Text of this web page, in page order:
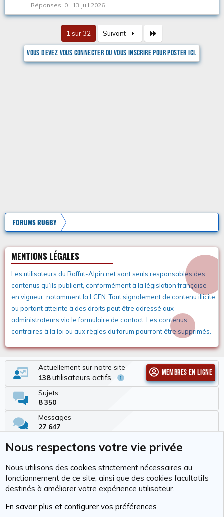
Réponses 0 13 Juil 2026
1 sur 32 Suivant
Vous devez vous connecter ou vous inscrire pour poster ici.
FORUMS RUGBY
MENTIONS LÉGALES
Les utilisateurs du Raffut-Alpin.net sont seuls responsables des
contenus qu’ils publient, conformément à la législation française
en vigueur, notamment la LCEN. Tout signalement de contenu illicite
ou portant atteinte à des droits peut être adressé aux
administrateurs via le formulaire de contact. Les contenus
contraires à la loi ou aux règles du forum pourront être supprimés.
Actuellement sur notre site
138 utilisateurs actifs
Membres en ligne
Sujets
8 350
Messages
27 647
337
Dernier membre
Tchimbé Red
Nous contacter
Conditions générales d'utilisation
Nous respectons votre vie privée
Nous utilisons des cookies strictement nécessaires au
fonctionnement de ce site, ainsi que des cookies facultatifs
destinés à améliorer votre expérience utilisateur.
En savoir plus et configurer vos préférences